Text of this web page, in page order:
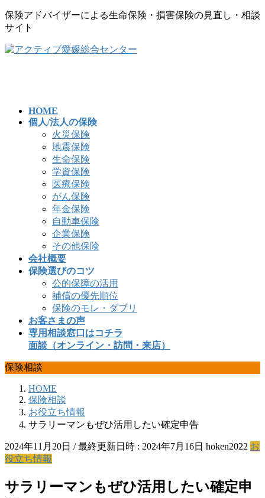
保険アドバイザーによる生命保険・損害保険の見直し・相談
サイト
コ
ナ
HOME
個人/法人の保険
火災保険
地震保険
生命保険
学資保険
医療保険
がん保険
年金保険
自動車保険
企業保険
その他保険
会社概要
保険選びのコツ
公的保障の活用
補償の優先順位
保険のモレ・ダブリ
お客さまの声
専用相談窓口はコチラ
面談（オンライン・訪問・来店）
保険相談
HOME
保険相談
お役立ち情報
サラリーマンもぜひ活用したい確定申告
2024年11月20日 / 最終更新日時 : 2024年7月16日 hoken2022 お
役立ち情報
サラリーマンもぜひ活用したい確定申